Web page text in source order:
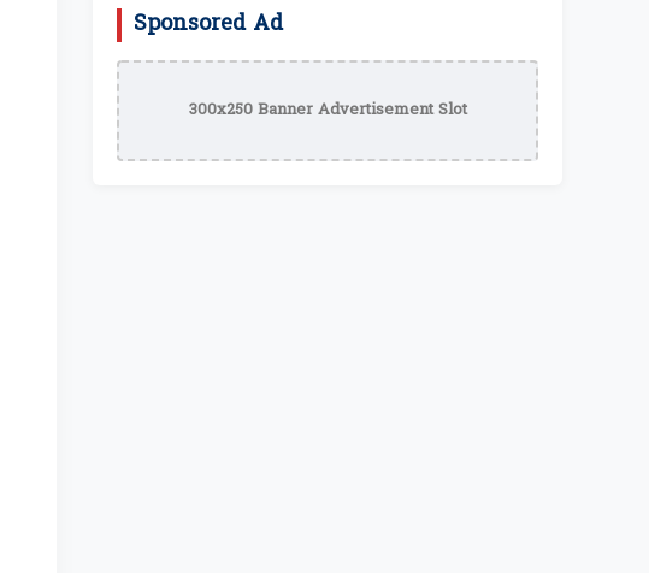
Sponsored Ad
300x250 Banner Advertisement Slot